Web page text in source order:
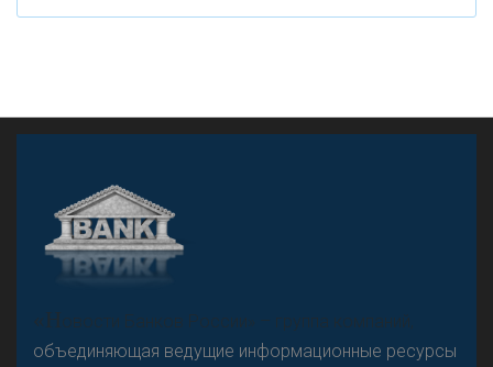
«Н
овости Банков России» – группа компаний,
объединяющая ведущие информационные ресурсы